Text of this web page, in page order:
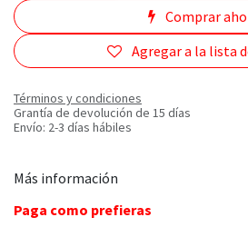
Comprar
Agregar a la lista
Términos y condiciones
Grantía de devolución de 15 días
Envío: 2-3 días hábiles
Más información
Paga como prefieras